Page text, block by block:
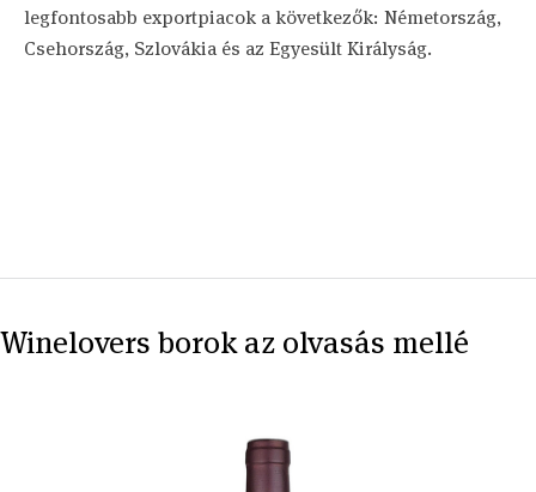
legfontosabb exportpiacok a következők: Németország,
Csehország, Szlovákia és az Egyesült Királyság.
Winelovers borok az olvasás mellé